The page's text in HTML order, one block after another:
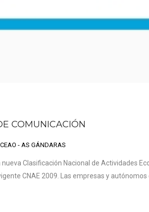
COMUNICACIÓN
- AS GÁNDARAS
Clasificación Nacional de Actividades
CNAE 2009. Las empresas y autónomos